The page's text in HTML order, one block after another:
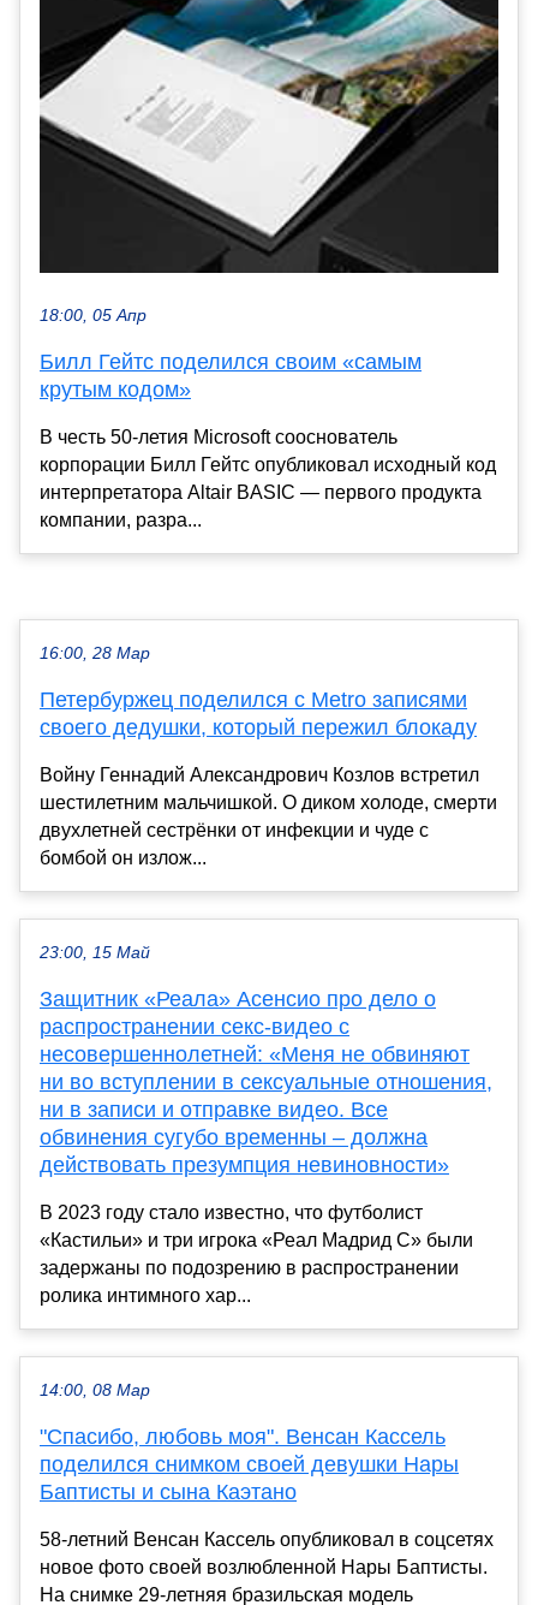
18:00, 05 Апр
Билл Гейтс поделился своим «самым
крутым кодом»
В честь 50-летия Microsoft сооснователь
корпорации Билл Гейтс опубликовал исходный код
интерпретатора Altair BASIC — первого продукта
компании, разра...
16:00, 28 Мар
Петербуржец поделился с Metro записями
своего дедушки, который пережил блокаду
Войну Геннадий Александрович Козлов встретил
шестилетним мальчишкой. О диком холоде, смерти
двухлетней сестрёнки от инфекции и чуде с
бомбой он излож...
23:00, 15 Май
Защитник «Реала» Асенсио про дело о
распространении секс-видео с
несовершеннолетней: «Меня не обвиняют
ни во вступлении в сексуальные отношения,
ни в записи и отправке видео. Все
обвинения сугубо временны – должна
действовать презумпция невиновности»
В 2023 году стало известно, что футболист
«Кастильи» и три игрока «Реал Мадрид С» были
задержаны по подозрению в распространении
ролика интимного хар...
14:00, 08 Мар
"Спасибо, любовь моя". Венсан Кассель
поделился снимком своей девушки Нары
Баптисты и сына Каэтано
58-летний Венсан Кассель опубликовал в соцсетях
новое фото своей возлюбленной Нары Баптисты.
На снимке 29-летняя бразильская модель